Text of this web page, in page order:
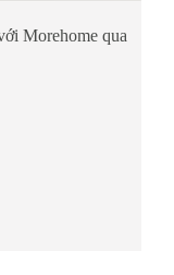
Morehome qua